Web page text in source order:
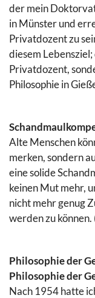
der mein
in Münster und
Privatdozent zu
diesem
Privatdozent,
Philosophie in
Alte Menschen
merken, sondern
eine solide
keinen Mut mehr,
nicht mehr genug
werden zu
Philosophie der
Philosophie der
Nach 1954 hatte